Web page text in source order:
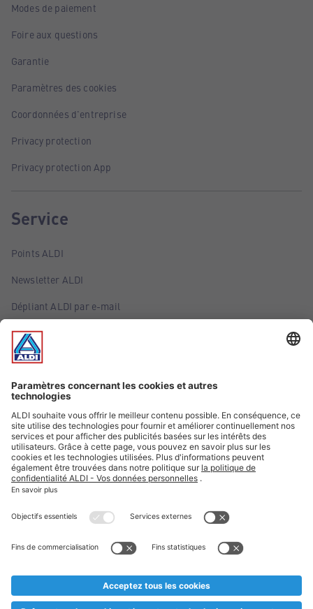
Modes de paiement
Foire aux questions
Garantie
Paramètres des cookies
Coordonnées d'entreprise
Privacy protection
Privacy protection App
Service
Points ALDI
Newsletter ALDI
Dépliant ALDI par e-mail
Offres
Infos essentielles
Suivez ALDI Belgique
Textes marqués d'un astérisque et mentions légales
* Nous vendons ces articles temporairement et jusqu'à
au cas où, malgré le planning bien étudié, nous serions
prématurément en rupture de stock. Prix Recupel et TVA incl.
** Sur ce site, l’utilisation de la forme masculine a été adoptée